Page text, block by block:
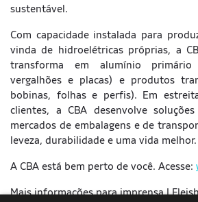
sustentável.
Com capacidade instalada para
vinda de hidroelétricas próprias, a
transforma em alumínio primário
vergalhões e placas) e produtos
bobinas, folhas e perfis). Em
clientes, a CBA desenvolve
mercados de embalagens e de
leveza, durabilidade e uma vida melhor.
A CBA está bem perto de você. Acesse:
Mais informações para imprensa |